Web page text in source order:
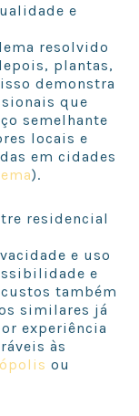
e
resolvido
plantas,
demonstra
que
semelhante
locais e
em cidades
).
residencial
e uso
e
também
similares já
experiência
às
ou